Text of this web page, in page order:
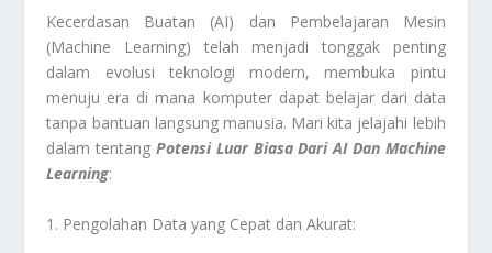
Kecerdasan Buatan (AI) dan Pembelajaran Mesin
(Machine Learning) telah menjadi tonggak penting
dalam evolusi teknologi modern, membuka pintu
menuju era di mana komputer dapat belajar dari data
tanpa bantuan langsung manusia. Mari kita jelajahi lebih
dalam tentang Potensi Luar Biasa Dari AI Dan Machine
Learning:
1. Pengolahan Data yang Cepat dan Akurat: